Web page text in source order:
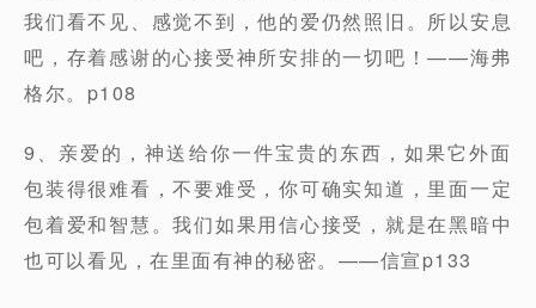
我们看不见、感觉不到，他的爱仍然照旧。所以安息
吧，存着感谢的心接受神所安排的一切吧！——海弗
格尔。p108
9、亲爱的，神送给你一件宝贵的东西，如果它外面
包装得很难看，不要难受，你可确实知道，里面一定
包着爱和智慧。我们如果用信心接受，就是在黑暗中
也可以看见，在里面有神的秘密。——信宣p133